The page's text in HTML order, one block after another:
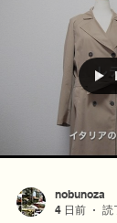
だと思います。
す。 是非ご覧く
のシェアオフィ
スタムメイドの
わせください。
nobu リネン